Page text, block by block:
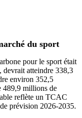
du sport
pour le sport était
devrait atteindre 338,3
environ 352,5
489,9 millions de
reflète un TCAC
prévision 2026-2035.